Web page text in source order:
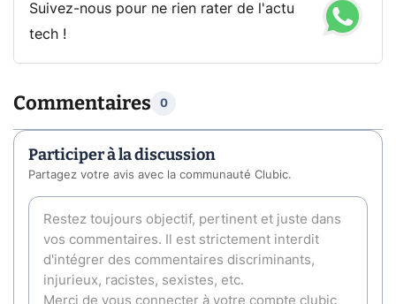
Suivez-nous pour ne rien rater de l'actu
tech !
Commentaires 0
Participer à la discussion
Partagez votre avis avec la communauté Clubic.